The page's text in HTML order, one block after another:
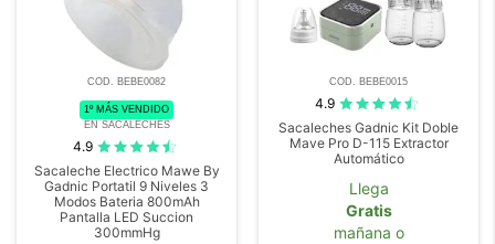
COD. BEBE0082
1º MÁS VENDIDO
EN SACALECHES
4.9
Sacaleche Electrico Mawe By
Gadnic Portatil 9 Niveles 3
Modos Bateria 800mAh
Pantalla LED Succion
300mmHg
COD. BEBE0015
4.9
Sacaleches Gadnic Kit Doble
Mave Pro D-115 Extractor
Automático
Llega
Gratis
mañana o